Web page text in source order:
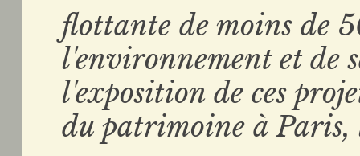
flottante de moins de
l'environnement et de
l'exposition de ces
du patrimoine à Paris,